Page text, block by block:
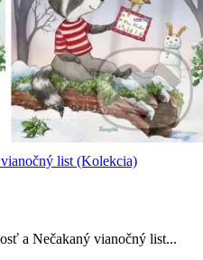
list (Kolekcia)
a Nečakaný vianočný list...